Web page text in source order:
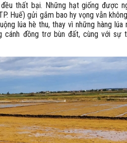
thất bại. Những hạt giống được
Huế) gửi gắm bao hy vọng vẫn
lúa hè thu, thay vì những hàng lúa
cánh đồng trơ bùn đất, cùng với sự